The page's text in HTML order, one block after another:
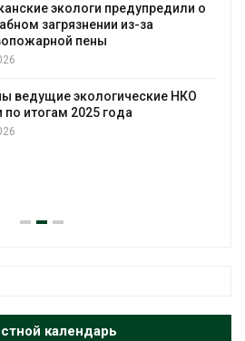
экологи предупредили о
загрязнении из-за
пены
ведущие экологические НКО
по итогам 2025 года
календарь